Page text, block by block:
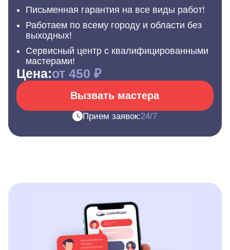
Письменная гарантия на все виды работ!
Работаем по всему городу и области без
выходных!
Сервисный центр с квалифицированными
мастерами!
Цена:от 450 ₽
Вызвать мастера
Прием заявок:24/7